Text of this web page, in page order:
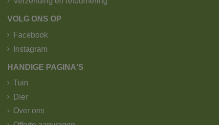
VOLG ONS OP
Facebook
Instagram
HANDIGE PAGINA'S
Tuin
Dier
Over ons